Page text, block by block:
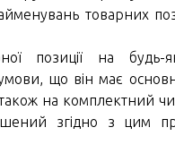
товарних
позиції на будь-
що він має
на комплектний
згідно з цим